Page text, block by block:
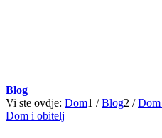
Blog
Vi ste ovdje: Dom1 / Blog2 /
Dom i obitelj